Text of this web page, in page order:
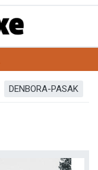
DENBORA-PASAK